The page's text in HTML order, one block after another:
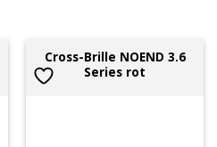
Cross-Brille NOEND 3.6
Series rot